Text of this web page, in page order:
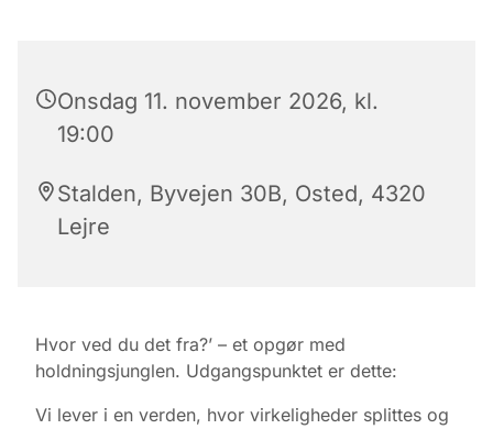
Onsdag 11. november 2026, kl.
19:00
Stalden, Byvejen 30B, Osted, 4320
Lejre
Hvor ved du det fra?’ – et opgør med
holdningsjunglen. Udgangspunktet er dette:
Vi lever i en verden, hvor virkeligheder splittes og